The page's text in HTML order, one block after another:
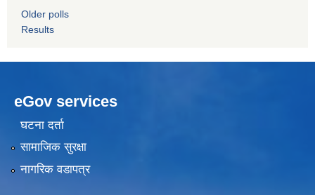
Older polls
Results
eGov services
घटना दर्ता
सामाजिक सुरक्षा
नागरिक वडापत्र